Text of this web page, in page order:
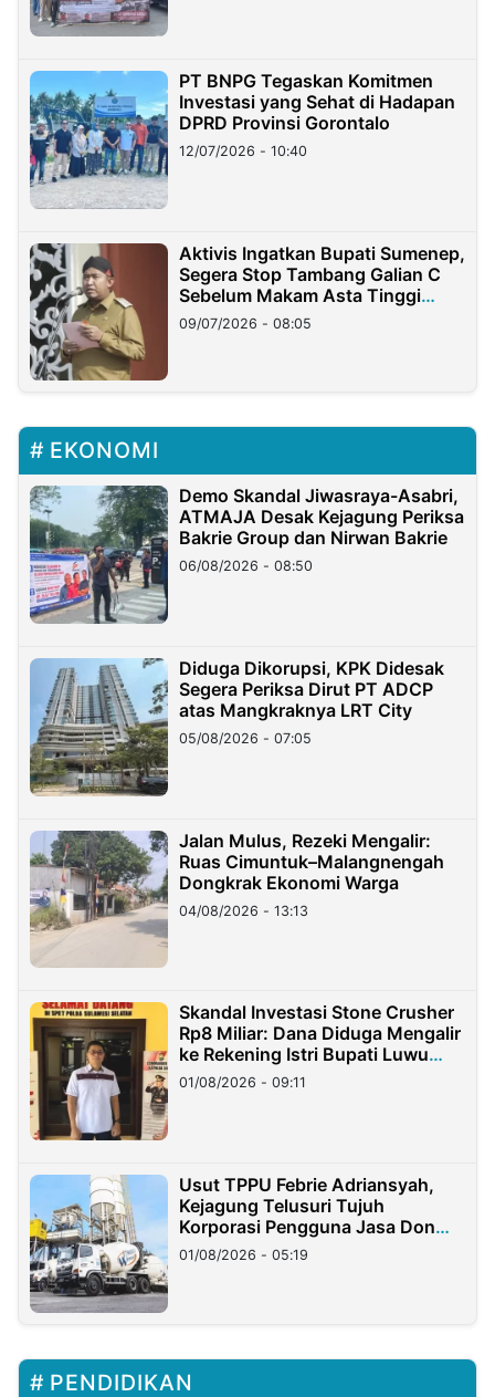
PT BNPG Tegaskan Komitmen
Investasi yang Sehat di Hadapan
DPRD Provinsi Gorontalo
12/07/2026 - 10:40
Aktivis Ingatkan Bupati Sumenep,
Segera Stop Tambang Galian C
Sebelum Makam Asta Tinggi
Longsor
09/07/2026 - 08:05
EKONOMI
Demo Skandal Jiwasraya-Asabri,
ATMAJA Desak Kejagung Periksa
Bakrie Group dan Nirwan Bakrie
06/08/2026 - 08:50
Diduga Dikorupsi, KPK Didesak
Segera Periksa Dirut PT ADCP
atas Mangkraknya LRT City
05/08/2026 - 07:05
Jalan Mulus, Rezeki Mengalir:
Ruas Cimuntuk–Malangnengah
Dongkrak Ekonomi Warga
04/08/2026 - 13:13
Skandal Investasi Stone Crusher
Rp8 Miliar: Dana Diduga Mengalir
ke Rekening Istri Bupati Luwu
Timur
01/08/2026 - 09:11
Usut TPPU Febrie Adriansyah,
Kejagung Telusuri Tujuh
Korporasi Pengguna Jasa Don
Ritto
01/08/2026 - 05:19
PENDIDIKAN